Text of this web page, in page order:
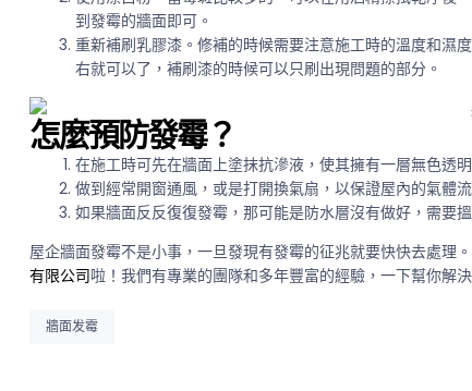
到發霉的牆面即可。
重新補刷乳膠漆。修補的時候需要注意施工時的溫度和濕
右就可以了，補刷漆的時候可以只刷出現問題的部分。
怎麼預防發霉？
在施工時可先在牆面上塗抹抗滲液，使其擁有一層無色透
做到經常開窗通風，或是打開換氣扇，以保證屋內的氣體
如果牆面反反復復發霉，那可能是防水層沒有做好，需要
屋企牆面發霉不是小事，一旦發現有發霉的征兆就要快快去處理
有限公司啦！我們有專業的團隊和多年豐富的經驗，一下幫你解
Tag:
牆面发霉